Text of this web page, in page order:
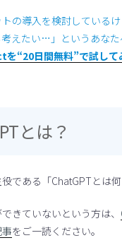
トの導入を検討している
えたい…」というあなた
“20日間無料”で試して
とは？
である「ChatGPTとは何
きていないという方は、
をご一読ください。